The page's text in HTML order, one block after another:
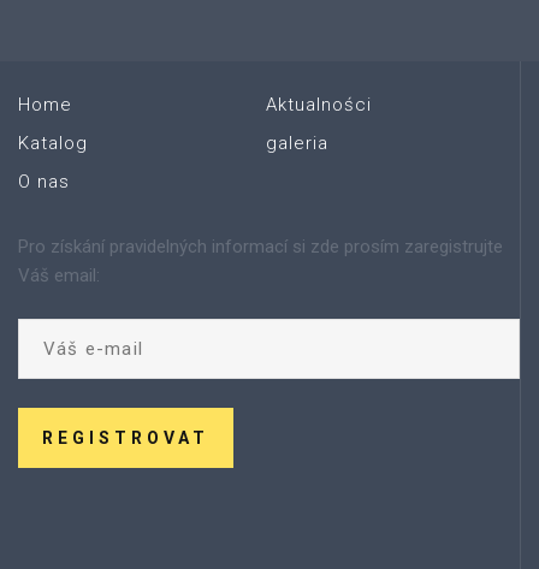
Home
Katalog
O nas
Aktualności
galeria
Pro získání pravidelných informací si zde prosím zaregistrujte
Váš email:
REGISTROVAT